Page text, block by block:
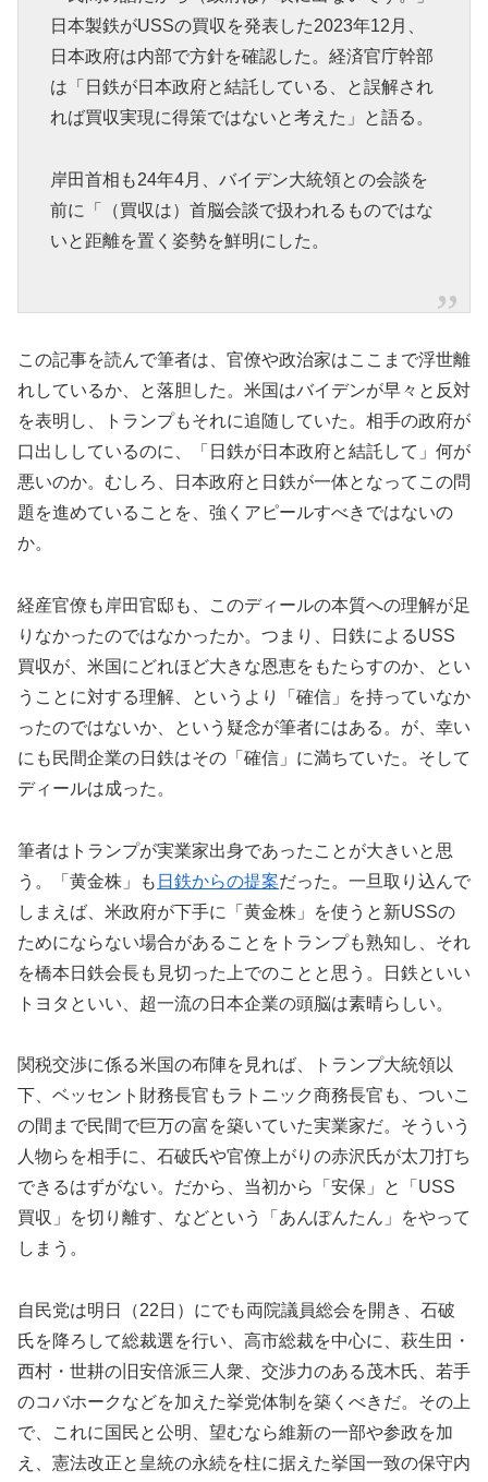
日本製鉄がUSSの買収を発表した2023年12月、
日本政府は内部で方針を確認した。経済官庁幹部
は「日鉄が日本政府と結託している、と誤解され
れば買収実現に得策ではないと考えた」と語る。
岸田首相も24年4月、バイデン大統領との会談を
前に「（買収は）首脳会談で扱われるものではな
いと距離を置く姿勢を鮮明にした。
この記事を読んで筆者は、官僚や政治家はここまで浮世離
れしているか、と落胆した。米国はバイデンが早々と反対
を表明し、トランプもそれに追随していた。相手の政府が
口出ししているのに、「日鉄が日本政府と結託して」何が
悪いのか。むしろ、日本政府と日鉄が一体となってこの問
題を進めていることを、強くアピールすべきではないの
か。
経産官僚も岸田官邸も、このディールの本質への理解が足
りなかったのではなかったか。つまり、日鉄によるUSS
買収が、米国にどれほど大きな恩恵をもたらすのか、とい
うことに対する理解、というより「確信」を持っていなか
ったのではないか、という疑念が筆者にはある。が、幸い
にも民間企業の日鉄はその「確信」に満ちていた。そして
ディールは成った。
筆者はトランプが実業家出身であったことが大きいと思
う。「黄金株」も 日鉄からの提案だった。一旦取り込んで
しまえば、米政府が下手に「黄金株」を使うと新USSの
ためにならない場合があることをトランプも熟知し、それ
を橋本日鉄会長も見切った上でのことと思う。日鉄といい
トヨタといい、超一流の日本企業の頭脳は素晴らしい。
関税交渉に係る米国の布陣を見れば、トランプ大統領以
下、ベッセント財務長官もラトニック商務長官も、ついこ
の間まで民間で巨万の富を築いていた実業家だ。そういう
人物らを相手に、石破氏や官僚上がりの赤沢氏が太刀打ち
できるはずがない。だから、当初から「安保」と「USS
買収」を切り離す、などという「あんぽんたん」をやって
しまう。
自民党は明日（22日）にでも両院議員総会を開き、石破
氏を降ろして総裁選を行い、高市総裁を中心に、萩生田・
西村・世耕の旧安倍派三人衆、交渉力のある茂木氏、若手
のコバホークなどを加えた挙党体制を築くべきだ。その上
で、これに国民と公明、望むなら維新の一部や参政を加
え、憲法改正と皇統の永続を柱に据えた挙国一致の保守内